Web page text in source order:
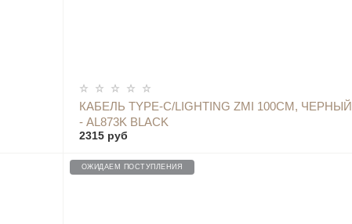
КАБЕЛЬ TYPE-C/LIGHTING ZMI 100СМ, ЧЕРНЫЙ
- AL873K BLACK
2315 руб
ОПОВЕСТИТЬ
ОЖИДАЕМ ПОСТУПЛЕНИЯ